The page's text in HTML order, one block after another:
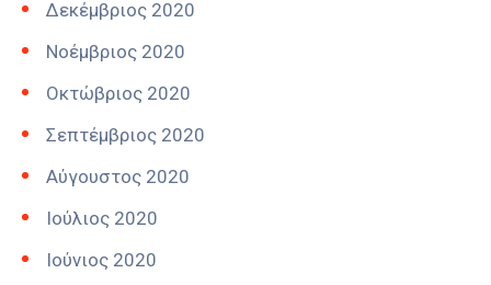
Δεκέμβριος 2020
Νοέμβριος 2020
Οκτώβριος 2020
Σεπτέμβριος 2020
Αύγουστος 2020
Ιούλιος 2020
Ιούνιος 2020